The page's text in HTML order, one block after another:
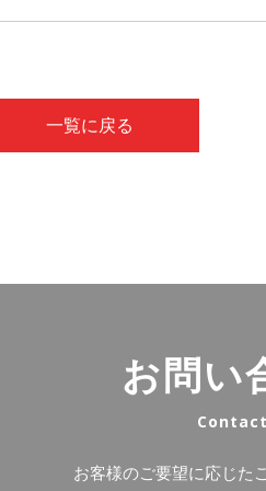
一覧に戻る
お問い
お客様のご要望に応じた